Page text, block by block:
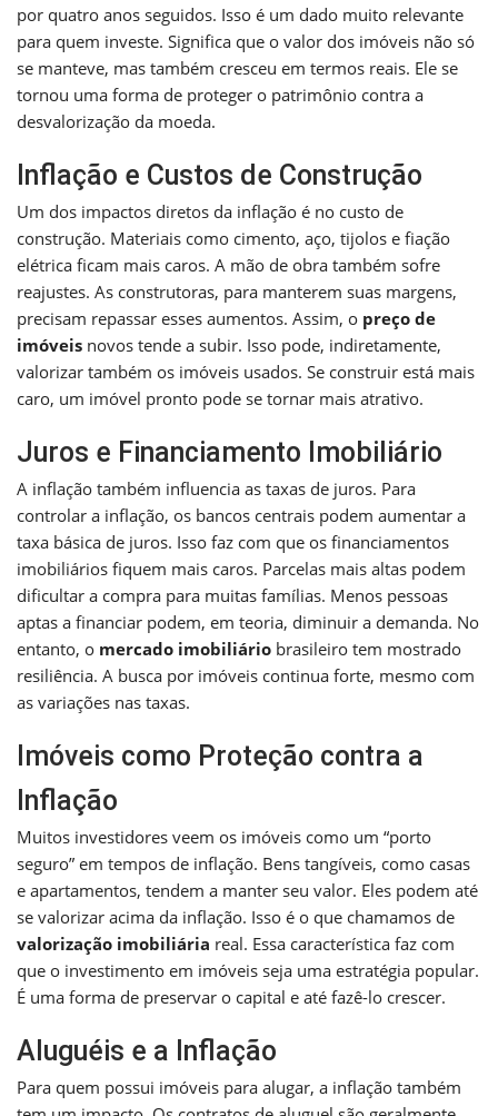
por quatro anos seguidos. Isso é um dado muito relevante
para quem investe. Significa que o valor dos imóveis não só
se manteve, mas também cresceu em termos reais. Ele se
tornou uma forma de proteger o patrimônio contra a
desvalorização da moeda.
Inflação e Custos de Construção
Um dos impactos diretos da inflação é no custo de
construção. Materiais como cimento, aço, tijolos e fiação
elétrica ficam mais caros. A mão de obra também sofre
reajustes. As construtoras, para manterem suas margens,
precisam repassar esses aumentos. Assim, o preço de
imóveis novos tende a subir. Isso pode, indiretamente,
valorizar também os imóveis usados. Se construir está mais
caro, um imóvel pronto pode se tornar mais atrativo.
Juros e Financiamento Imobiliário
A inflação também influencia as taxas de juros. Para
controlar a inflação, os bancos centrais podem aumentar a
taxa básica de juros. Isso faz com que os financiamentos
imobiliários fiquem mais caros. Parcelas mais altas podem
dificultar a compra para muitas famílias. Menos pessoas
aptas a financiar podem, em teoria, diminuir a demanda. No
entanto, o mercado imobiliário brasileiro tem mostrado
resiliência. A busca por imóveis continua forte, mesmo com
as variações nas taxas.
Imóveis como Proteção contra a
Inflação
Muitos investidores veem os imóveis como um “porto
seguro” em tempos de inflação. Bens tangíveis, como casas
e apartamentos, tendem a manter seu valor. Eles podem até
se valorizar acima da inflação. Isso é o que chamamos de
valorização imobiliária real. Essa característica faz com
que o investimento em imóveis seja uma estratégia popular.
É uma forma de preservar o capital e até fazê-lo crescer.
Aluguéis e a Inflação
Para quem possui imóveis para alugar, a inflação também